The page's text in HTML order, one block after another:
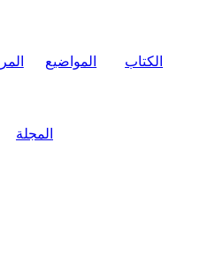
المواضيع الكتاب
المجلة